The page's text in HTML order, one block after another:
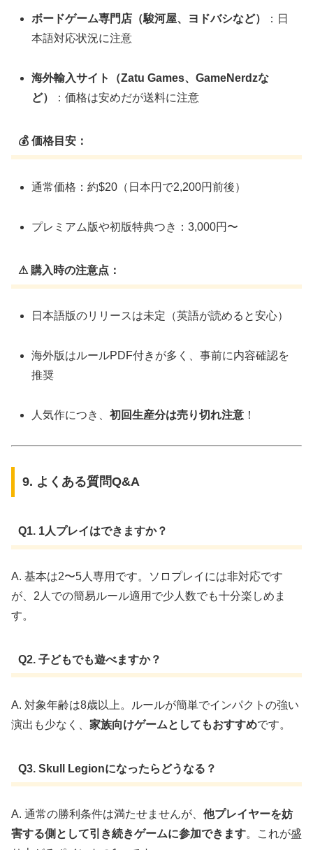
ボードゲーム専門店（駿河屋、ヨドバシなど）
：日
本語対応状況に注意
海外輸入サイト（Zatu Games、GameNerdzな
ど）
：価格は安めだが送料に注意
💰 価格目安：
通常価格：約$20（日本円で2,200円前後）
プレミアム版や初版特典つき：3,000円〜
⚠ 購入時の注意点：
日本語版のリリースは未定（英語が読めると安心）
海外版はルールPDF付きが多く、事前に内容確認を
推奨
人気作につき、初回生産分は売り切れ注意 ！
9. よくある質問Q&A
Q1. 1人プレイはできますか？
A. 基本は2〜5人専用です。ソロプレイには非対応です
が、2人での簡易ルール適用で少人数でも十分楽しめま
す。
Q2. 子どもでも遊べますか？
A. 対象年齢は8歳以上。ルールが簡単でインパクトの強い
演出も少なく、 家族向けゲームとしてもおすすめです。
Q3. Skull Legionになったらどうなる？
A. 通常の勝利条件は満たせませんが、 他プレイヤーを妨
害する側として引き続きゲームに参加できます。これが盛